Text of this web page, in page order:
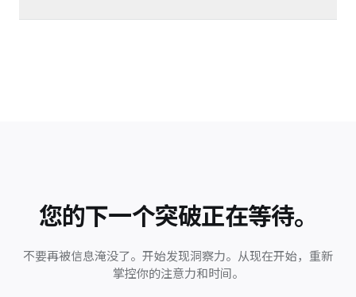
您的下一个突破正在等待。
不要再被信息淹没了。开始发现洞察力。从现在开始，重新
掌控你的注意力和时间。